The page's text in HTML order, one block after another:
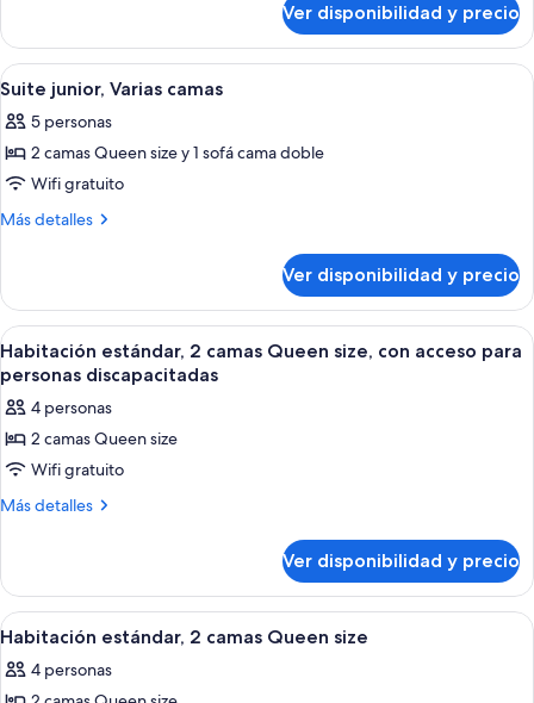
cama
King
size
estándar,
cama
size
Ver disponibilidad y precio
Ver
todas
las
fotos
de
Suite
camas
Habitación de hotel con dos camas,
1
Suite junior, Varias camas
5 personas
2 camas Queen size y 1 sofá cama doble
Wifi gratuito
Más detalles
Más
junior,
Varias
camas
Ver disponibilidad y precio
Ver
todas
las
fotos
de
Habitación
estándar,
Queen
size,
con
acceso
para
Habitación de hotel con dos camas,
2
Habitación estándar, 2 camas Queen size, con acceso para
personas discapacitadas
4 personas
2 camas Queen size
Wifi gratuito
Más detalles
Más
estándar,
camas
size,
con
Ver disponibilidad y precio
Ver
todas
las
Habitación de hotel con dos camas,
2
Habitación estándar, 2 camas Queen size
4 personas